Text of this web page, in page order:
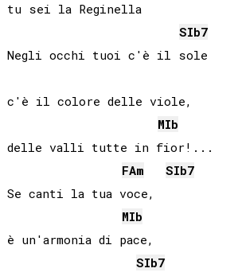
tu sei la Reginella
SIb7
Negli occhi tuoi c'è il sole
c'è il colore delle viole,
MIb
delle valli tutte in fior!...
FAm SIb7
Se canti la tua voce,
MIb
è un'armonia di pace,
SIb7